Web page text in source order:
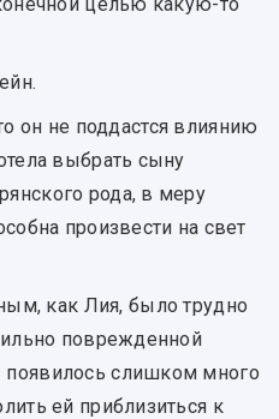
он не поддастся влиянию
выбрать сыну
рода, в меру
произвести на свет
как Лия, было трудно
поврежденной
слишком много
ей приблизиться к